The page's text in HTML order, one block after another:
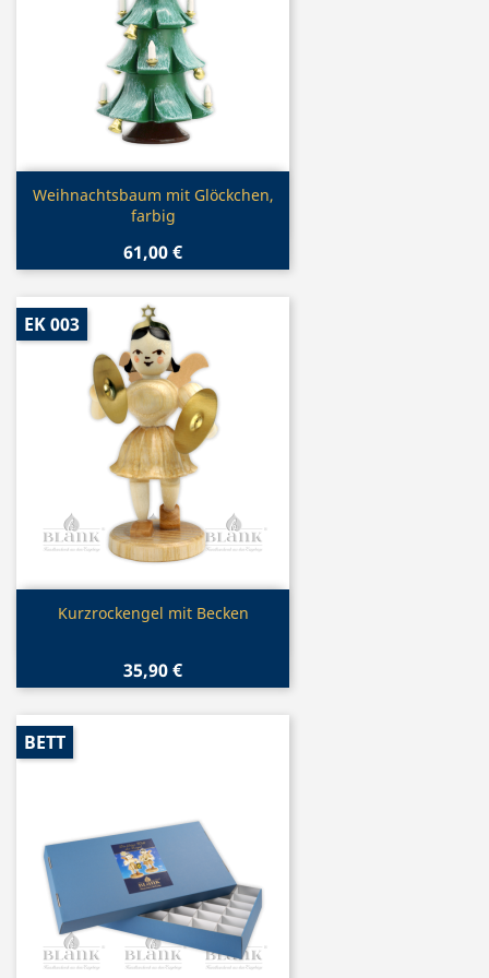
Vorschau
Weihnachtsbaum mit Glöckchen,
farbig
61,00 €
Vorschau
Kurzrockengel mit Becken
35,90 €
EK 003
BETT